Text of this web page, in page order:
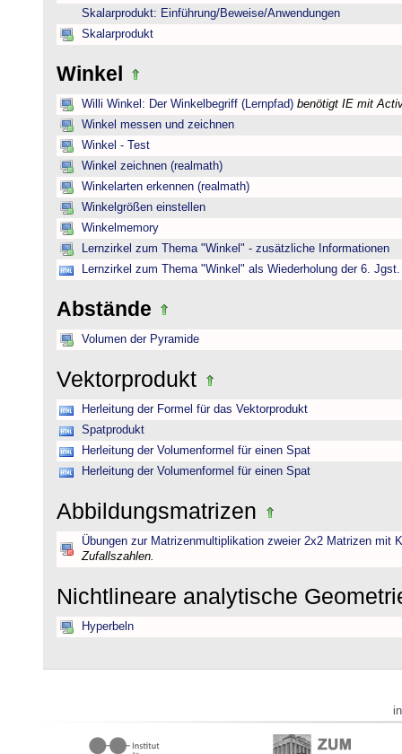
Skalarprodukt: Einführung/Beweise/Anwendungen
Skalarprodukt
Winkel
Willi Winkel: Der Winkelbegriff (Lernpfad) benötigt IE mit
Winkel messen und zeichnen
Winkel - Test
Winkel zeichnen (realmath)
Winkelarten erkennen (realmath)
Winkelgrößen einstellen
Winkelmemory
Lernzirkel zum Thema "Winkel" - zusätzliche Informationen
Lernzirkel zum Thema "Winkel" als Wiederholung der 6. Jgst.
Abstände
Volumen der Pyramide
Vektorprodukt
Herleitung der Formel für das Vektorprodukt
Spatprodukt
Herleitung der Volumenformel für einen Spat
Herleitung der Volumenformel für einen Spat
Abbildungsmatrizen
Übungen zur Matrizenmultiplikation zweier 2x2 Matrizen mit
Zufallszahlen.
Nichtlineare analytische
Hyperbeln